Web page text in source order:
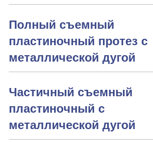
Полный съемный
пластиночный протез с
металлической дугой
Частичный съемный
пластиночный с
металлической дугой